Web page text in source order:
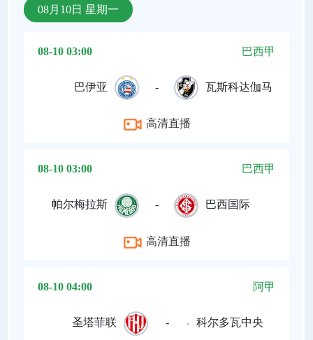
08月10日 星期一
08-10 03:00 巴西甲
巴伊亚 - 瓦斯科达伽马
高清直播
08-10 03:00 巴西甲
帕尔梅拉斯 - 巴西国际
高清直播
08-10 04:00 阿甲
圣塔菲联 - 科尔多瓦中央